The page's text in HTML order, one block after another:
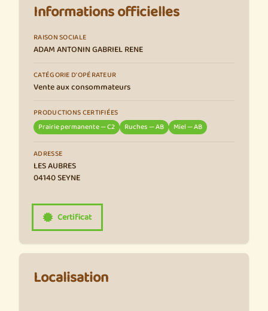
Informations officielles
RAISON SOCIALE
ADAM ANTONIN GABRIEL RENE
CATÉGORIE D'OPÉRATEUR
Vente aux consommateurs
PRODUCTIONS CERTIFIÉES
Prairie permanente — C2
Ruches — AB Miel — AB
ADRESSE
LES AUBRES
04140 SEYNE
Certificat
Localisation